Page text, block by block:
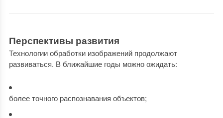
Перспективы развития
Технологии обработки изображений продолжают
развиваться. В ближайшие годы можно ожидать:
более точного распознавания объектов;